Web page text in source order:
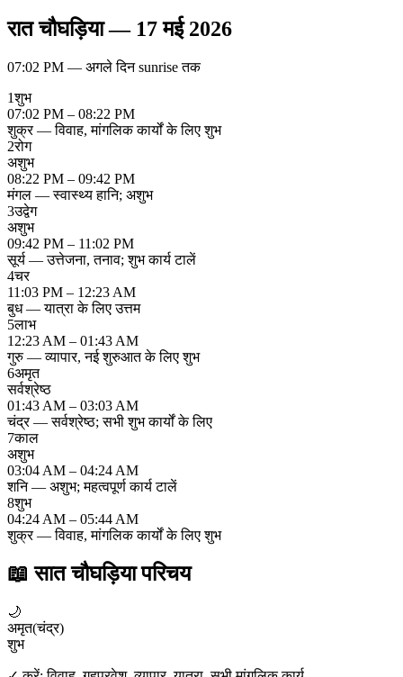
रात चौघड़िया— 17 मई 2026
07:02 PM — अगले दिन sunrise तक
1शुभ
07:02 PM – 08:22 PM
शुक्र — विवाह, मांगलिक कार्यों के लिए शुभ
2रोग
अशुभ
08:22 PM – 09:42 PM
मंगल — स्वास्थ्य हानि; अशुभ
3उद्वेग
अशुभ
09:42 PM – 11:02 PM
सूर्य — उत्तेजना, तनाव; शुभ कार्य टालें
4चर
11:03 PM – 12:23 AM
बुध — यात्रा के लिए उत्तम
5लाभ
12:23 AM – 01:43 AM
गुरु — व्यापार, नई शुरुआत के लिए शुभ
6अमृत
सर्वश्रेष्ठ
01:43 AM – 03:03 AM
चंद्र — सर्वश्रेष्ठ; सभी शुभ कार्यों के लिए
7काल
अशुभ
03:04 AM – 04:24 AM
शनि — अशुभ; महत्वपूर्ण कार्य टालें
8शुभ
04:24 AM – 05:44 AM
शुक्र — विवाह, मांगलिक कार्यों के लिए शुभ
📖सात चौघड़िया परिचय
🌙
अमृत(चंद्र)
शुभ